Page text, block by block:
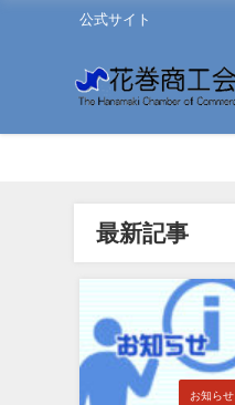
公式サイト
最新記事
お知らせ